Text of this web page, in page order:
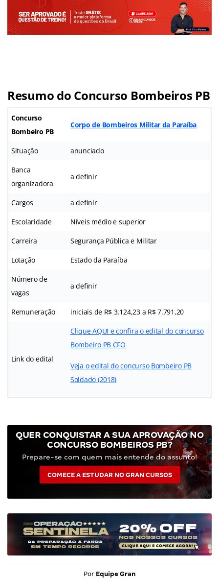
Resumo do Concurso Bombeiros PB
Concurso
Bombeiro PB
Corpo de Bombeiros Militar da Paraíba
Situação anunciado
Banca
organizadora
a definir
Cargos a definir
Escolaridade Níveis médio e superior
Carreira Segurança Pública e Militar
Lotação Estado da Paraíba
Número de
vagas
a definir
Remuneração iniciais de R$ 3.124,23 a R$ 7.791,20
Link do edital
Clique AQUI e confira o edital do concurso
Bombeiro PB CFO
Veja o edital do concurso Bombeiro PB
Soldado (2018)
QUER CONQUISTAR A SUA APROVAÇÃO NO
CONCURSO BOMBEIROS PB?
Prepare-se com quem mais entende do assunto!
COMECE A ESTUDAR NO GRAN CURSOS
Por Equipe Gran